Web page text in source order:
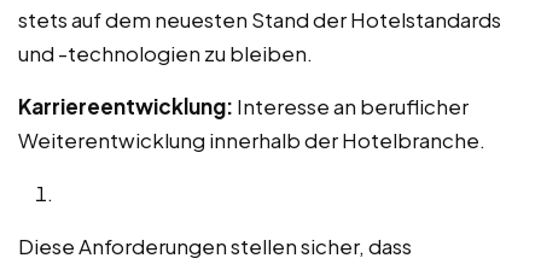
stets auf dem neuesten Stand der Hotelstandards
und -technologien zu bleiben.
Karriereentwicklung: Interesse an beruflicher
Weiterentwicklung innerhalb der Hotelbranche.
Diese Anforderungen stellen sicher, dass